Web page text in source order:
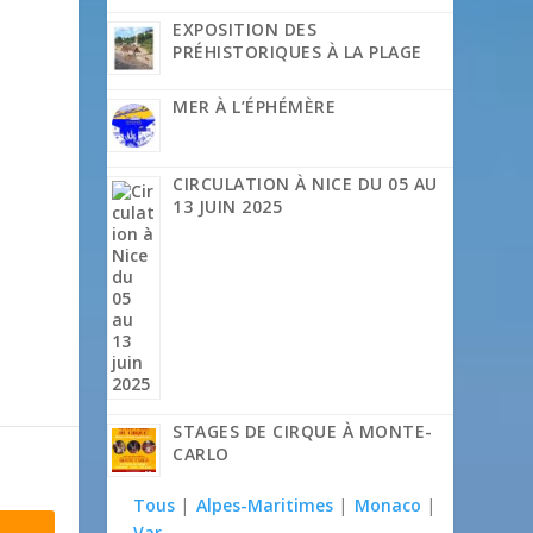
EXPOSITION DES
PRÉHISTORIQUES À LA PLAGE
MER À L’ÉPHÉMÈRE
CIRCULATION À NICE DU 05 AU
13 JUIN 2025
STAGES DE CIRQUE À MONTE-
CARLO
Tous | Alpes-Maritimes | Monaco |